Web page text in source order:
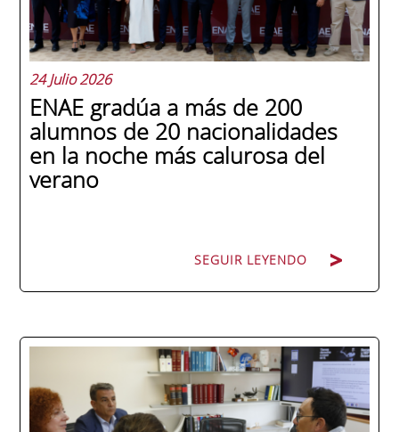
24 Julio 2026
ENAE gradúa a más de 200
alumnos de 20 nacionalidades
en la noche más calurosa del
verano
SEGUIR LEYENDO
La promoción 2025/2026 de ENAE Business
School se convirtió en una de las más
internacionales de la historia de la escuela
en una ceremonia celebrada en Murcia